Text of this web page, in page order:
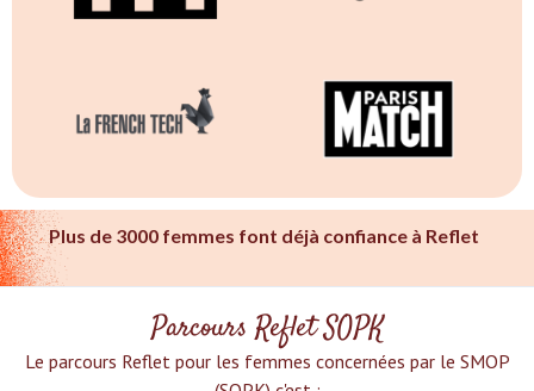
Plus de 3000 femmes font déjà confiance à Reflet
Parcours Reflet SOPK
Le parcours Reflet pour les femmes concernées par le SMOP